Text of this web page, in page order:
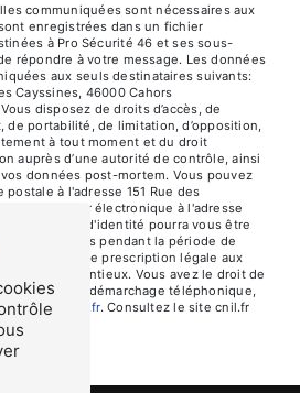
communiquées sont nécessaires aux
enregistrées dans un fichier
à Pro Sécurité 46 et ses sous-
répondre à votre message. Les données
aux seuls destinataires suivants:
Cayssines, 46000 Cahors
disposez de droits d’accès, de
de portabilité, de limitation, d’opposition,
à tout moment et du droit
auprès d’une autorité de contrôle, ainsi
données post-mortem. Vous pouvez
à l'adresse 151 Rue des
ou par courrier électronique à l'adresse
Un justificatif d'identité pourra vous être
vos données pendant la période de
la durée de prescription légale aux
des contentieux. Vous avez le droit de
au démarchage téléphonique,
Bloctel.gouv.fr. Consultez le site cnil.fr
vos droits.